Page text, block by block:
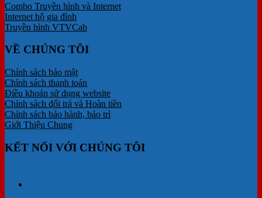
Combo Truyền hình và Internet
Internet hộ gia đình
Truyền hình VTVCab
VỀ CHÚNG TÔI
Chính sách bảo mật
Chính sách thanh toán
Điều khoản sử dụng website
Chính sách đổi trả và Hoàn tiền
Chính sách bảo hành, bảo trì
Giới Thiệu Chung
KẾT NỐI VỚI CHÚNG TÔI